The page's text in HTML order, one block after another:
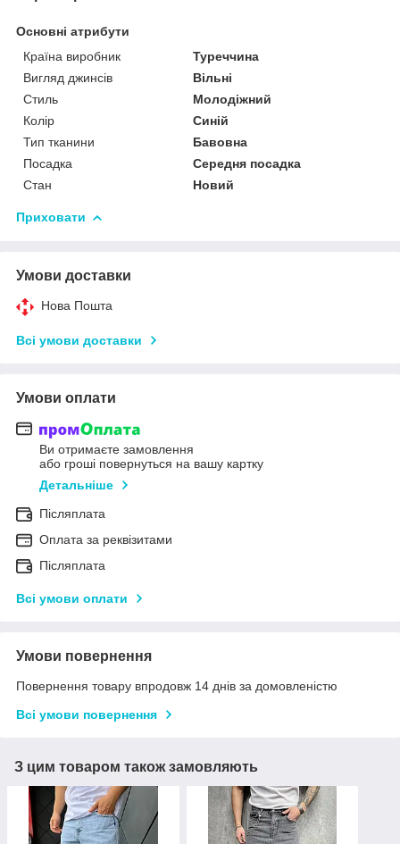
Основні атрибути
Країна виробник
Туреччина
Вигляд джинсів
Вільні
Стиль
Молодіжний
Колір
Синій
Тип тканини
Бавовна
Посадка
Середня посадка
Стан
Новий
Приховати
Умови доставки
Нова Пошта
Всі умови доставки
Умови оплати
Ви отримаєте замовлення
або гроші повернуться на вашу картку
Детальніше
Післяплата
Оплата за реквізитами
Післяплата
Всі умови оплати
Умови повернення
Повернення товару впродовж 14 днів за домовленістю
Всі умови повернення
З цим товаром також замовляють